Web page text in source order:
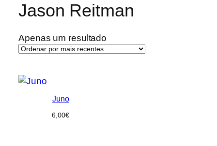
Jason Reitman
Apenas um resultado
Juno
6,00€